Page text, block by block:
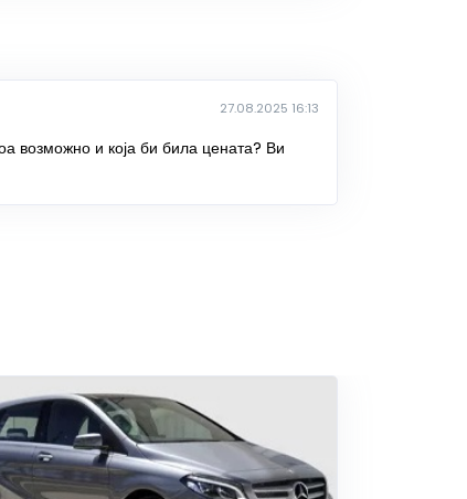
27.08.2025 16:13
возможно и која би била цената? Ви